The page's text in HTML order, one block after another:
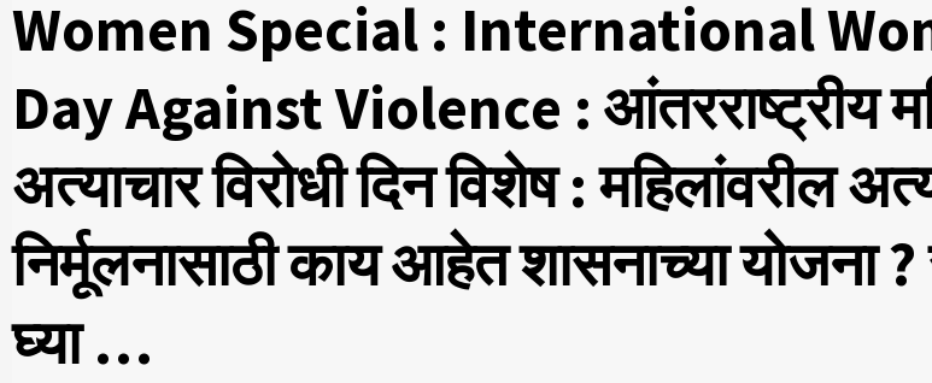
Women Special : International
Day Against Violence : आंतरराष्ट्रीय
अत्याचार विरोधी दिन विशेष : महिलांवरील
निर्मूलनासाठी काय आहेत शासनाच्या योजना
घ्या …